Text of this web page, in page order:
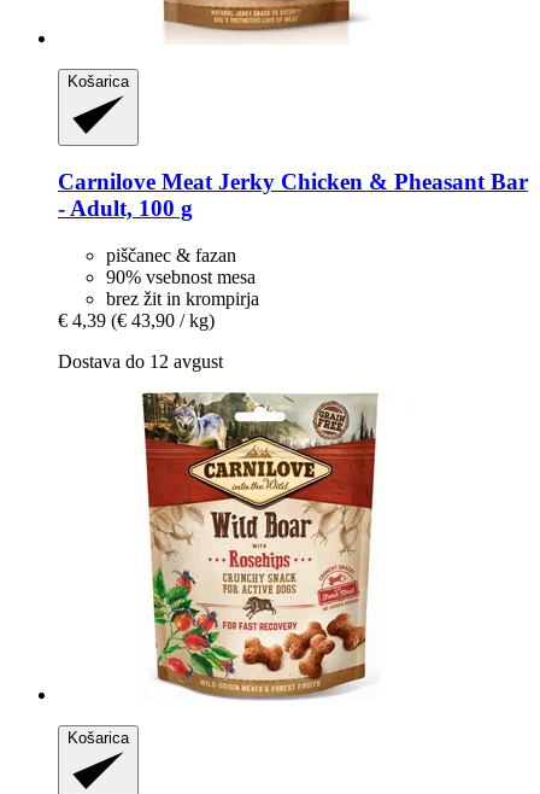
Košarica
Carnilove Meat Jerky Chicken & Pheasant Bar
-​ Adult, 100 g
piščanec & fazan
90% vsebnost mesa
brez žit in krompirja
€ 4,39 (€ 43,90 / kg)
Dostava do 12 avgust
Košarica